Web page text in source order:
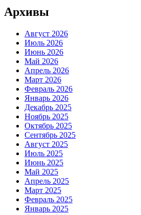
Архивы
Август 2026
Июль 2026
Июнь 2026
Май 2026
Апрель 2026
Март 2026
Февраль 2026
Январь 2026
Декабрь 2025
Ноябрь 2025
Октябрь 2025
Сентябрь 2025
Август 2025
Июль 2025
Июнь 2025
Май 2025
Апрель 2025
Март 2025
Февраль 2025
Январь 2025